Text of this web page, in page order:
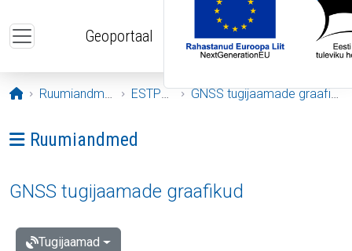
Geoportaal
Avaleht
Ruumiandmed ESTPOS GNSS tugijaamade graafikud
Ava menüü: Ruumiandmed
Ruumiandmed
GNSS tugijaamade graafikud
Tugijaamad